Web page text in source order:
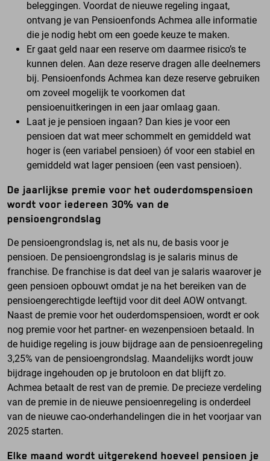
beleggingen. Voordat de nieuwe regeling ingaat,
ontvang je van Pensioenfonds Achmea alle informatie
die je nodig hebt om een goede keuze te maken.
Er gaat geld naar een reserve om daarmee risico’s te
kunnen delen. Aan deze reserve dragen alle deelnemers
bij. Pensioenfonds Achmea kan deze reserve gebruiken
om zoveel mogelijk te voorkomen dat
pensioenuitkeringen in een jaar omlaag gaan.
Laat je je pensioen ingaan? Dan kies je voor een
pensioen dat wat meer schommelt en gemiddeld wat
hoger is (een variabel pensioen) óf voor een stabiel en
gemiddeld wat lager pensioen (een vast pensioen).
De jaarlijkse premie voor het ouderdomspensioen
wordt voor iedereen 30% van de
pensioengrondslag
De pensioengrondslag is, net als nu, de basis voor je
pensioen. De pensioengrondslag is je salaris minus de
franchise. De franchise is dat deel van je salaris waarover je
geen pensioen opbouwt omdat je na het bereiken van de
pensioengerechtigde leeftijd voor dit deel AOW ontvangt.
Naast de premie voor het ouderdomspensioen, wordt er ook
nog premie voor het partner- en wezenpensioen betaald. In
de huidige regeling is jouw bijdrage aan de pensioenregeling
3,25% van de pensioengrondslag. Maandelijks wordt jouw
bijdrage ingehouden op je brutoloon en dat blijft zo.
Achmea betaalt de rest van de premie. De precieze verdeling
van de premie in de nieuwe pensioenregeling is onderdeel
van de nieuwe cao-onderhandelingen die in het voorjaar van
2025 starten.
Elke maand wordt uitgerekend hoeveel pensioen je